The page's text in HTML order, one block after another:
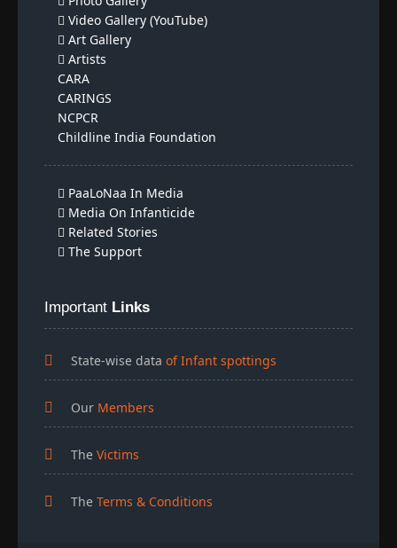
Video Gallery (YouTube)
Art Gallery
Artists
CARA
CARINGS
NCPCR
Childline India Foundation
PaaLoNaa In Media
Media On Infanticide
Related Stories
The Support
Important Links
State-wise data of Infant spottings
Our Members
The Victims
The Terms & Conditions